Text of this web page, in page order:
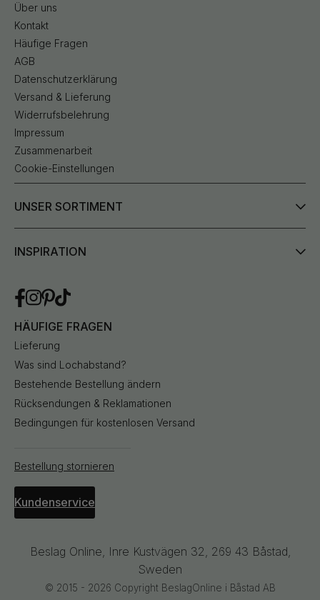
Über uns
Kontakt
Häufige Fragen
AGB
Datenschutzerklärung
Versand & Lieferung
Widerrufsbelehrung
Impressum
Zusammenarbeit
Cookie-Einstellungen
UNSER SORTIMENT
INSPIRATION
HÄUFIGE FRAGEN
Lieferung
Was sind Lochabstand?
Bestehende Bestellung ändern
Rücksendungen & Reklamationen
Bedingungen für kostenlosen Versand
Bestellung stornieren
Kundenservice
Beslag Online, Inre Kustvägen 32, 269 43 Båstad,
Sweden
© 2015 - 2026 Copyright BeslagOnline i Båstad AB